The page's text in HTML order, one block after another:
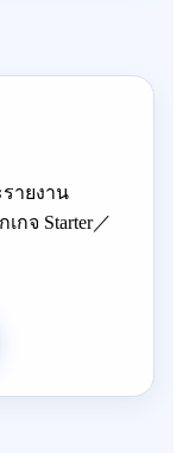
รายงาน
จ Starter／